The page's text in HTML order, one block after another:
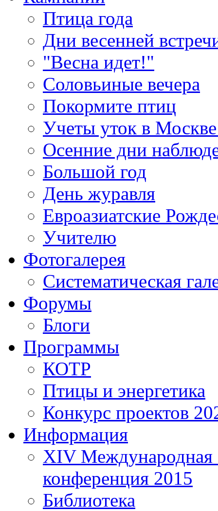
Птица года
Дни весенней
"Весна идет!"
Соловьиные вечера
Покормите птиц
Учеты уток в
Осенние дни
Большой год
День журавля
Евроазиатские
Учителю
Фотогалерея
Систематическая
Форумы
Блоги
Программы
КОТР
Птицы и энергетика
Конкурс проектов
Информация
XIV Международная
конференция 2015
Библиотека